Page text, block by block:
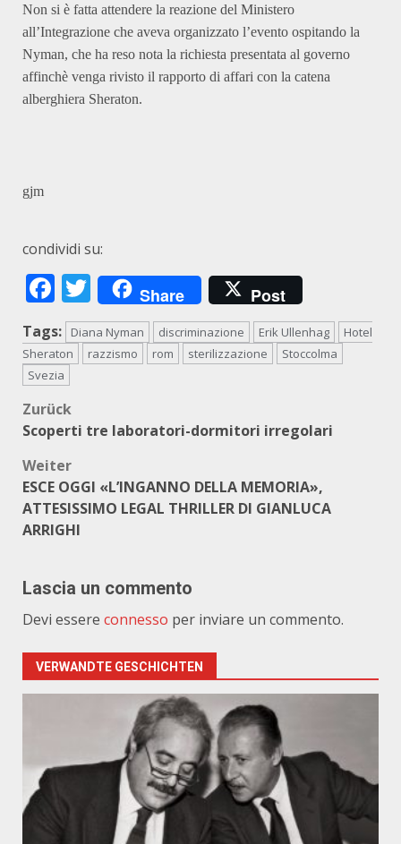
Non si è fatta attendere la reazione del Ministero
all’Integrazione che aveva organizzato l’evento ospitando la
Nyman, che ha reso nota la richiesta presentata al governo
affinchè venga rivisto il rapporto di affari con la catena
alberghiera Sheraton.
gjm
condividi su:
Facebook
Twitter
Share Post
Tags: Diana Nyman discriminazione Erik Ullenhag
Hotel
Sheraton
razzismo rom sterilizzazione
Stoccolma
Svezia
Beitragsnavigation
Zurück
Scoperti tre laboratori-dormitori irregolari
Weiter
ESCE OGGI «L’INGANNO DELLA MEMORIA»,
ATTESISSIMO LEGAL THRILLER DI GIANLUCA
ARRIGHI
Lascia un commento
Devi essere connesso per inviare un commento.
VERWANDTE GESCHICHTEN